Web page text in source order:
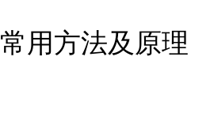
常用方法及原理